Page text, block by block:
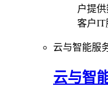
户提
客户IT
云与智能服
云与智